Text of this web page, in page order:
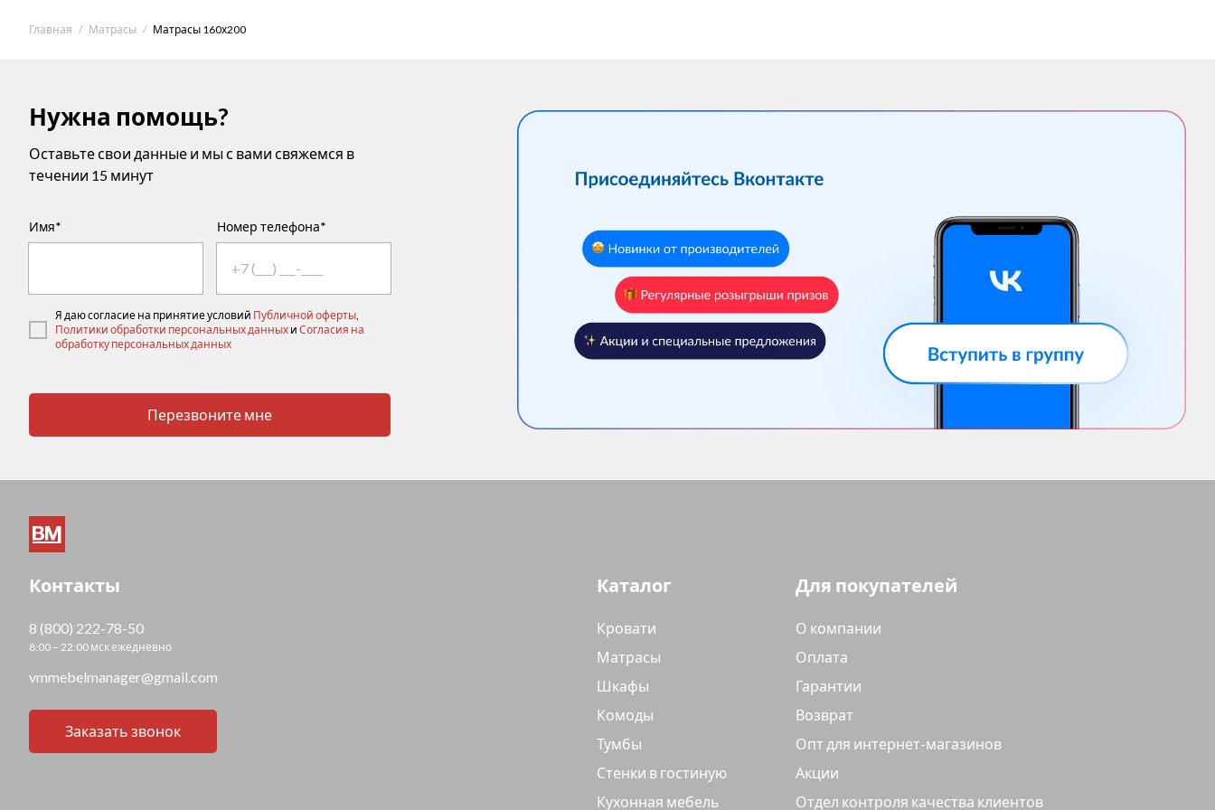
Главная Матрасы Матрасы 160х200
Нужна помощь?
Оставьте свои данные и мы с вами свяжемся в
течении 15 минут
Имя* Номер телефона*
Я даю согласие на принятие условий Публичной оферты,
Политики обработки персональных данных и Согласия на
обработку персональных данных
Перезвоните мне
Контакты
8 (800) 222-78-50
8:00 – 22:00 мск ежедневно
vmmebelmanager@gmail.com
Заказать звонок
Каталог
Кровати
Матрасы
Шкафы
Комоды
Тумбы
Стенки в гостиную
Кухонная мебель
Для покупателей
О компании
Оплата
Гарантии
Возврат
Опт для интернет-магазинов
Акции
Отдел контроля качества клиентов